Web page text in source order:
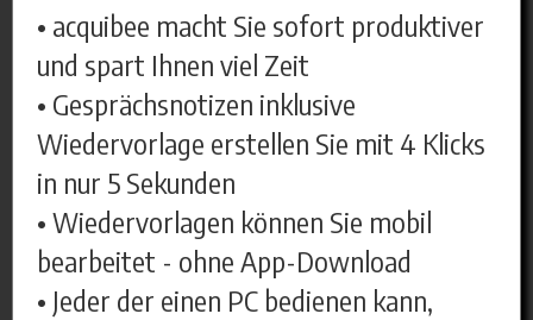
• acquibee macht Sie sofort produktiver
und spart Ihnen viel Zeit
• Gesprächsnotizen inklusive
Wiedervorlage erstellen Sie mit 4 Klicks
in nur 5 Sekunden
• Wiedervorlagen können Sie mobil
bearbeitet - ohne App-Download
• Jeder der einen PC bedienen kann,